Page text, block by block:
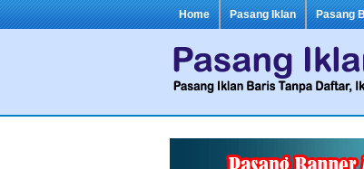
Home Pasang Iklan Pasang